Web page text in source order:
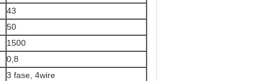
43
50
1500
0,8
3 fase, 4wire